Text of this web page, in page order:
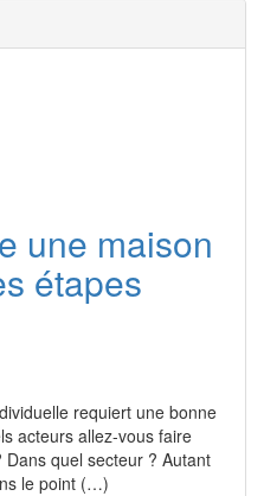
une maison
étapes
requiert une bonne
acteurs allez-vous faire
quel secteur ? Autant
le point (…)